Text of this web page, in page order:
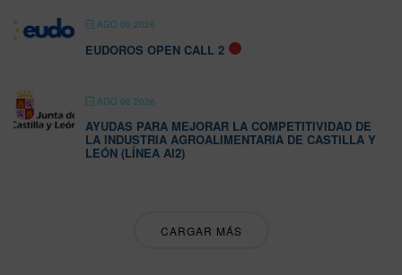
AGO 06 2026
EUDOROS OPEN CALL 2
AGO 06 2026
AYUDAS PARA MEJORAR LA COMPETITIVIDAD DE
LA INDUSTRIA AGROALIMENTARIA DE CASTILLA Y
LEÓN (LÍNEA AI2)
CARGAR MÁS